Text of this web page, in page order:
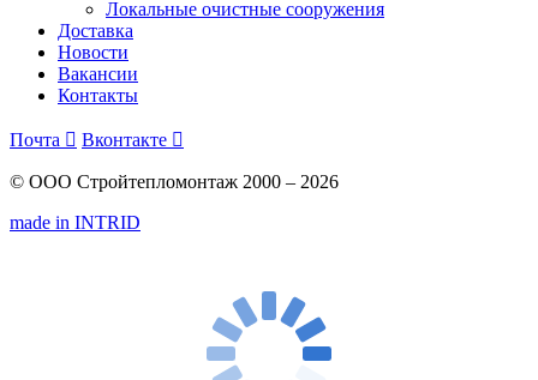
Локальные очистные сооружения
Доставка
Новости
Вакансии
Контакты
Почта  Вконтакте 
© ООО Стройтепломонтаж 2000 – 2026
made in INTRID